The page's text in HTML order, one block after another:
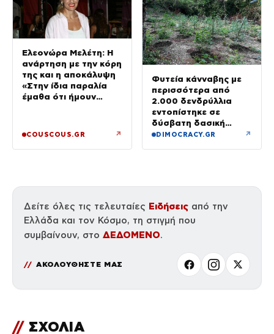
Ελεονώρα Μελέτη: Η
ανάρτηση με την κόρη
της και η αποκάλυψη
«Στην ίδια παραλία
έμαθα ότι ήμουν
COUSCOUS.GR ↗
Φυτεία κάνναβης με
περισσότερα από
2.000 δενδρύλλια
εντοπίστηκε σε
δύσβατη δασική
περιοχή στη Φθιώτιδα
DIMOCRACY.GR ↗
Δείτε όλες τις τελευταίες Ειδήσεις από την
Ελλάδα και τον Κόσμο, τη στιγμή που
συμβαίνουν, στο ΔΕΔΟΜΕΝΟ.
ΑΚΟΛΟΥΘΗΣΤΕ ΜΑΣ
// ΣΧΟΛΙΑ